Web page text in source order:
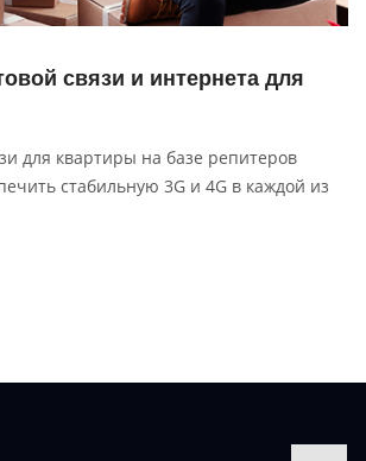
связи и интернета для
для квартиры на базе репитеров
стабильную 3G и 4G в каждой из